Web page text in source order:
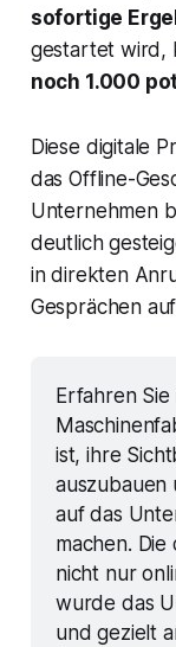
sofortige
gestartet wird,
noch 1.000
Diese digitale
das Offline-
Unternehmen
deutlich
in direkten
Gesprächen
Erfahren
ist, ihre
auszubauen
auf das
machen.
nicht nur
wurde das
und gezielt